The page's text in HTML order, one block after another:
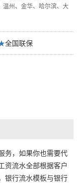
温州、金华、哈尔滨、大
全国联保
务，如果你也需要代
资流水全部根据客户
银行流水模板与银行